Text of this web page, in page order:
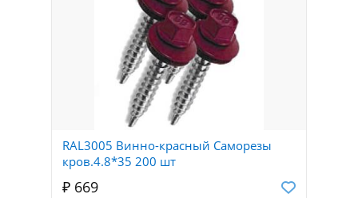
RAL3005 Винно-красный Саморезы
кров.4.8*35 200 шт
₽ 669